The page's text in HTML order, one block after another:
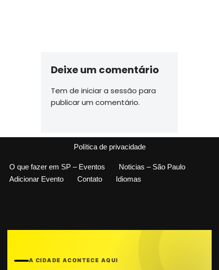
Deixe um comentário
Tem de iniciar a sessão para
publicar um comentário.
Política de privacidade
O que fazer em SP – Eventos
Noticias – São Paulo
Adicionar Evento
Contato Idiomas
A CIDADE ACONTECE AQUI